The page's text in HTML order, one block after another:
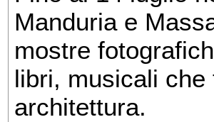
Manduria e
mostre
libri, musicali
architettura.